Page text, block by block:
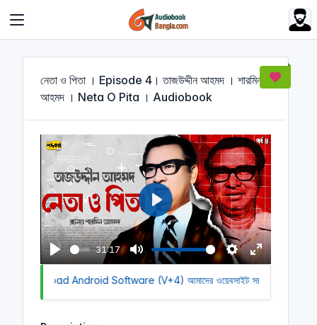
নেতা ও পিতা । Episode 4। তাজউদ্দীন আহমদ । শারমিন
আহমদ । Neta O Pita । Audiobook
P
l
31:17
M
u
S
e
E
n
P
l
a
y
Download Android Software (V+4) আমাদের ওয়েবসাইট সচল রাখতে